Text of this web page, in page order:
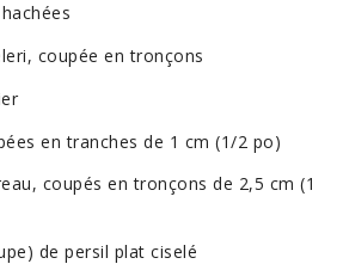
coupée en tronçons
en tranches de 1 cm (1/2 po)
coupés en tronçons de 2,5 cm (1
de persil plat ciselé